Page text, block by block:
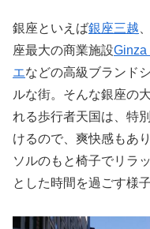
銀座といえば銀座三越
座最大の商業施設Ginza
エなどの高級ブランド
ルな街。そんな銀座の
れる歩行者天国は、特
けるので、爽快感もあ
ソルのもと椅子でリラ
とした時間を過ごす様